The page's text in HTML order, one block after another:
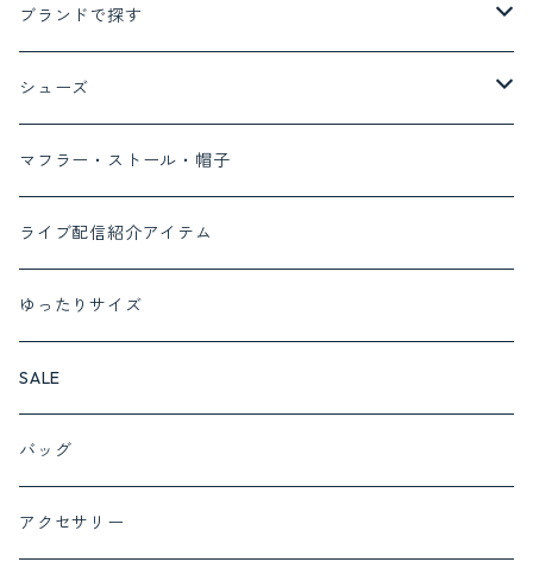
ジャケット
コート
トップス
Tシャツ
ブラウス
チュニック
ベスト
ボトム
デニム
パンツ
ワンピース
セットアップ対応商品
セットアップ
cafune set 1
cafune set 2
フォーマルにおすすめ
サロペット
インナー
ボトム
デニム
トップス
ブランドで探す
ayane
MONILE
Lalliamu
c.c.cross
SUGARROSE
ROSIEE
QTUME
シューズ
パンプス
サンダル
ブーツ
スニーカー
マフラー・ストール・帽子
ライブ配信紹介アイテム
ゆったりサイズ
SALE
バッグ
アクセサリー